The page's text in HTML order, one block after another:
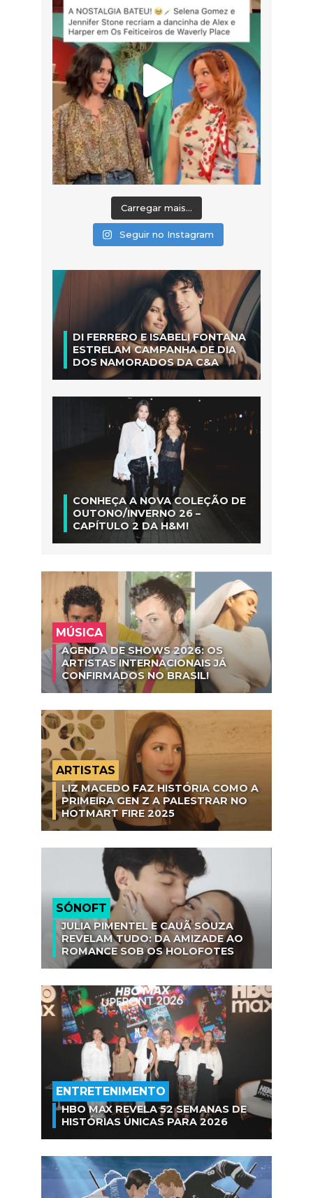
Carregar mais...
Seguir no Instagram
DI FERRERO E ISABELI FONTANA
ESTRELAM CAMPANHA DE DIA
DOS NAMORADOS DA C&A
CONHEÇA A NOVA COLEÇÃO DE
OUTONO/INVERNO 26 –
CAPÍTULO 2 DA H&M!
MÚSICA
AGENDA DE SHOWS 2026: OS
ARTISTAS INTERNACIONAIS JÁ
CONFIRMADOS NO BRASIL!
ARTISTAS
LIZ MACEDO FAZ HISTÓRIA COMO A
PRIMEIRA GEN Z A PALESTRAR NO
HOTMART FIRE 2025
SÓNOFT
JULIA PIMENTEL E CAUÃ SOUZA
REVELAM TUDO: DA AMIZADE AO
ROMANCE SOB OS HOLOFOTES
ENTRETENIMENTO
HBO MAX REVELA 52 SEMANAS DE
HISTÓRIAS ÚNICAS PARA 2026